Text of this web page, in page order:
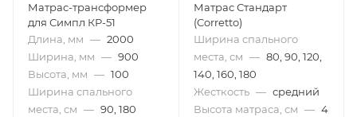
Матрас-трансформер
для Симпл КР-51
Длина, мм — 2000
Ширина, мм — 900
Высота, мм — 100
Ширина спального
места, см — 90, 180
Матрас Стандарт
(Corretto)
Ширина спального
места, см — 80, 90, 120,
140, 160, 180
Жесткость — средний
Высота матраса, см — 4